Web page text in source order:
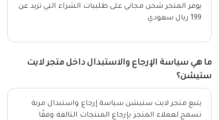
يوفر المتجر شحن مجاني على طلبيات الشراء التي تزيد عن
199 ريال سعودي.
ما هي سياسة الإرجاع والاستبدال داخل متجر لايت
ستيشن؟
يتبع متجر لايت ستيشن سياسة إرجاع واستبدال مرنة
تسمح لعملاء المتجر بإرجاع المنتجات التالفة وفقًا